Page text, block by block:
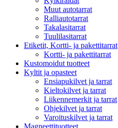
Muut autotarrat
Ralliautotarrat
Takalasitarrat
Tuulilasitarrat
Etiketit, Kortti- ja pakettitarrat
Kortti- ja pakettitarrat
Kustomoidut tuotteet
Kyltit ja opasteet
Ensiapukilvet ja tarrat
Kieltokilvet ja tarrat
Liikennemerkit ja tarrat
Ohjekilvet ja tarrat
Varoituskilvet ja tarrat